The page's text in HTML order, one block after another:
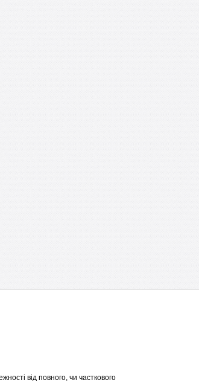
від повного, чи часткового